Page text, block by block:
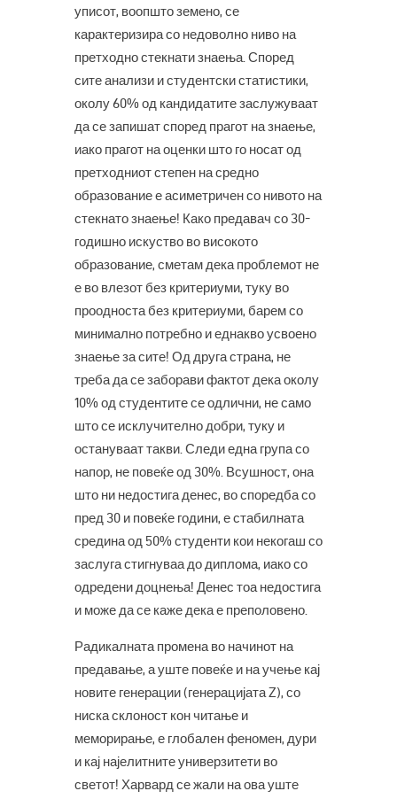
уписот, воопшто земено, се
карактеризира со недоволно ниво на
претходно стекнати знаења. Според
сите анализи и студентски статистики,
околу 60% од кандидатите заслужуваат
да се запишат според прагот на знаење,
иако прагот на оценки што го носат од
претходниот степен на средно
образование е асиметричен со нивото на
стекнато знаење! Како предавач со 30-
годишно искуство во високото
образование, сметам дека проблемот не
е во влезот без критериуми, туку во
проодноста без критериуми, барем со
минимално потребно и еднакво усвоено
знаење за сите! Од друга страна, не
треба да се заборави фактот дека околу
10% од студентите се одлични, не само
што се исклучително добри, туку и
остануваат такви. Следи една група со
напор, не повеќе од 30%. Всушност, она
што ни недостига денес, во споредба со
пред 30 и повеќе години, е стабилната
средина од 50% студенти кои некогаш со
заслуга стигнуваа до диплома, иако со
одредени доцнења! Денес тоа недостига
и може да се каже дека е преполовено.
Радикалната промена во начинот на
предавање, а уште повеќе и на учење кај
новите генерации (генерацијата Z), со
ниска склоност кон читање и
меморирање, е глобален феномен, дури
и кај најелитните универзитети во
светот! Харвард се жали на ова уште